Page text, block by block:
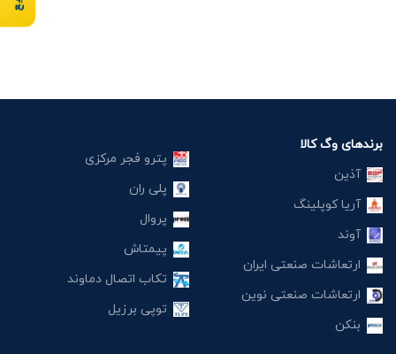
برندهای وگ کالا
آذین
آریا کوپلینگ
آوند
ارتعاشات صنعتی ایران
ارتعاشات صنعتی نوین
بنکن
پترو فجر مرکزی
پلی ران
پروال
پیمتاش
تکاب اتصال دماوند
توپی برزیل